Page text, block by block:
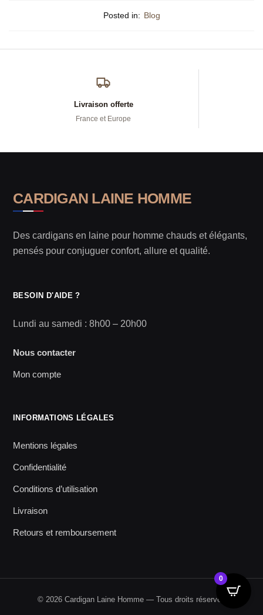
Posted in: Blog
Livraison offerte
France et Europe
CARDIGAN LAINE HOMME
Des cardigans en laine pour homme chauds et élégants,
pensés pour conjuguer confort, allure et qualité.
BESOIN D'AIDE ?
Lundi au samedi : 8h00 – 20h00
Nous contacter
Mon compte
INFORMATIONS LÉGALES
Mentions légales
Confidentialité
Conditions d’utilisation
Livraison
Retours et remboursement
© 2026 Cardigan Laine Homme — Tous droits réservés
0